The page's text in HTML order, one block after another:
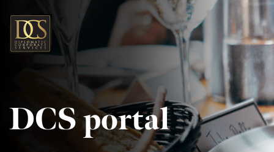
DCS portal